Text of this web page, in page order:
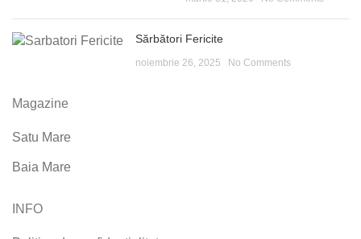
Sărbători Fericite
noiembrie 26, 2025 No Comments
Magazine
Satu Mare
Baia Mare
INFO